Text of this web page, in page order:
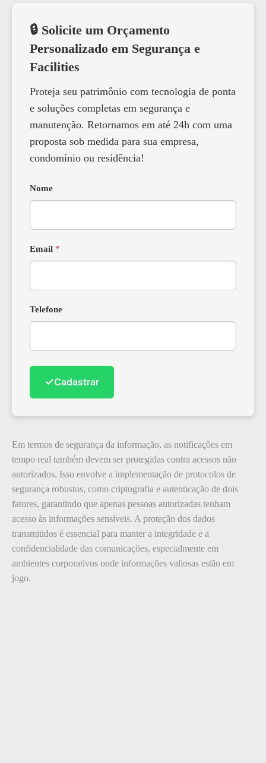
🔒 Solicite um Orçamento
Personalizado em Segurança e
Facilities
Proteja seu patrimônio com tecnologia de ponta
e soluções completas em segurança e
manutenção. Retornamos em até 24h com uma
proposta sob medida para sua empresa,
condomínio ou residência!
Nome
Email *
Telefone
✓Cadastrar
Em termos de segurança da informação, as notificações em
tempo real também devem ser protegidas contra acessos não
autorizados. Isso envolve a implementação de protocolos de
segurança robustos, como criptografia e autenticação de dois
fatores, garantindo que apenas pessoas autorizadas tenham
acesso às informações sensíveis. A proteção dos dados
transmitidos é essencial para manter a integridade e a
confidencialidade das comunicações, especialmente em
ambientes corporativos onde informações valiosas estão em
jogo.